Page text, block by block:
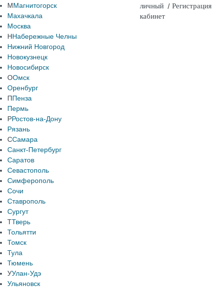
ММагнитогорск
Махачкала
Москва
ННабережные Челны
Нижний Новгород
Новокузнецк
Новосибирск
ООмск
Оренбург
ППенза
Пермь
РРостов-на-Дону
Рязань
ССамара
Санкт-Петербург
Саратов
Севастополь
Симферополь
Сочи
Ставрополь
Сургут
ТТверь
Тольятти
Томск
Тула
Тюмень
УУлан-Удэ
Ульяновск
личный
кабинет
/ Регистрация